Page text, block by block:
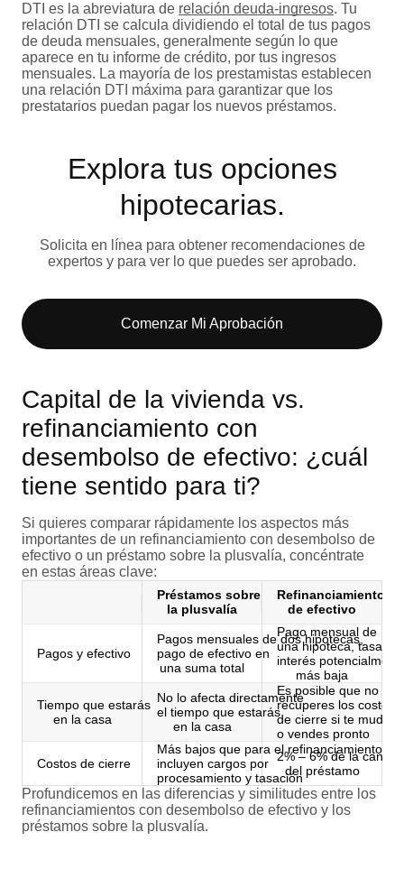
DTI es la abreviatura de relación deuda-ingresos. Tu
relación DTI se calcula dividiendo el total de tus pagos
de deuda mensuales, generalmente según lo que
aparece en tu informe de crédito, por tus ingresos
mensuales. La mayoría de los prestamistas establecen
una relación DTI máxima para garantizar que los
prestatarios puedan pagar los nuevos préstamos.
Explora tus opciones
hipotecarias.
Solicita en línea para obtener recomendaciones de
expertos y para ver lo que puedes ser aprobado.
Comenzar Mi Aprobación
Capital de la vivienda vs.
refinanciamiento con
desembolso de efectivo: ¿cuál
tiene sentido para ti?
Si quieres comparar rápidamente los aspectos más
importantes de un refinanciamiento con desembolso de
efectivo o un préstamo sobre la plusvalía, concéntrate
en estas áreas clave:
Préstamos sobre
la plusvalía
Refinanciamientos
de efectivo
Pagos y efectivo
Pagos mensuales de dos hipotecas,
pago de efectivo en
una suma total
Pago mensual de
una hipoteca, tasa de
interés
más baja
Tiempo que estarás
en la casa
No lo afecta directamente
el tiempo que estarás
en la casa
Es posible que no
recuperes los costos
de cierre si te mudas
o vendes pronto
Costos de cierre
Más bajos que para el refinanciamiento,
incluyen cargos por
procesamiento y tasación
2% – 6% de la
del préstamo
Profundicemos en las diferencias y similitudes entre los
refinanciamientos con desembolso de efectivo y los
préstamos sobre la plusvalía.